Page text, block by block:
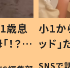
歳息
？」
小1か
ッド
作り